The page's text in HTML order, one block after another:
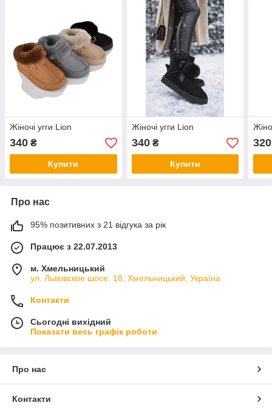
Жіночі угги Lion
340 ₴
Купити
Жіночі угги Lion
340₴
Купити
320
Про нас
95% позитивних з 21 відгука за рік
Працює з 22.07.2013
м. Хмельницький
ул. Львовское шосе, 18, Хмельницький, Україна
Контакти
Сьогодні вихідний
Показати весь графік роботи
Про нас
Контакти